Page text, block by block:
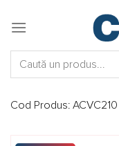
Cod Produs: ACVC210